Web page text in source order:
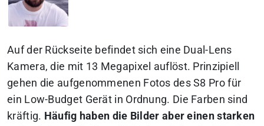
Auf der Rückseite befindet sich eine Dual-Lens
Kamera, die mit 13 Megapixel auflöst. Prinzipiell
gehen die aufgenommenen Fotos des S8 Pro für
ein Low-Budget Gerät in Ordnung. Die Farben sind
kräftig. Häufig haben die Bilder aber einen starken